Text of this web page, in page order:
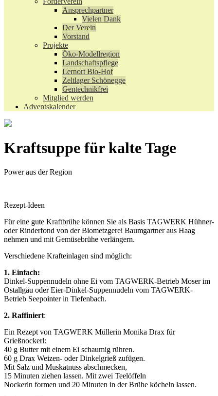
Ansprechpartner
Vielen Dank
Der Verein
Vorstand
Projekte
Öko-Modellregion
Landschaftspflege
Lernort Bio-Hof
Zeltlager Schönegge
Gentechnikfrei
Mitglied werden
Adventskalender
Kraftsuppe für kalte Tage
Power aus der Region
Rezept-Ideen
Für eine gute Kraftbrühe können Sie als Basis TAGWERK Hühner-
oder Rinderfond von der Biometzgerei Baumgartner aus Haag
nehmen und mit Gemüsebrühe verlängern.
Verschiedene Krafteinlagen sind möglich:
1. Einfach:
Dinkel-Suppennudeln ohne Ei vom TAGWERK-Betrieb Moser im
Ostallgäu oder Eier-Dinkel-Suppennudeln vom TAGWERK-
Betrieb Seepointer in Tiefenbach.
2. Raffiniert:
Ein Rezept von TAGWERK Müllerin Monika Drax für
Grießnockerl:
40 g Butter mit einem Ei schaumig rühren.
60 g Drax Weizen- oder Dinkelgrieß zufügen.
Mit Salz und Muskatnuss abschmecken,
15 Minuten ziehen lassen. Mit zwei Teelöffeln
Nockerln formen und 20 Minuten in der Brühe köcheln lassen.